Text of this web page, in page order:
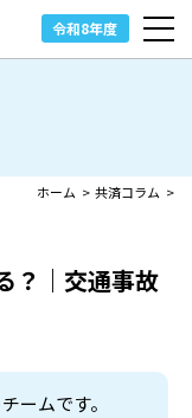
令和8年度
ホーム > 共済コラム >
？｜ 交通事故
ームです。